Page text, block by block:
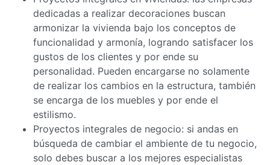
dedicadas a realizar decoraciones buscan
armonizar la vivienda bajo los conceptos de
funcionalidad y armonía, logrando satisfacer los
gustos de los clientes y por ende su
personalidad. Pueden encargarse no solamente
de realizar los cambios en la estructura, también
se encarga de los muebles y por ende el
estilismo.
Proyectos integrales de negocio: si andas en
búsqueda de cambiar el ambiente de tu negocio,
solo debes buscar a los mejores especialistas